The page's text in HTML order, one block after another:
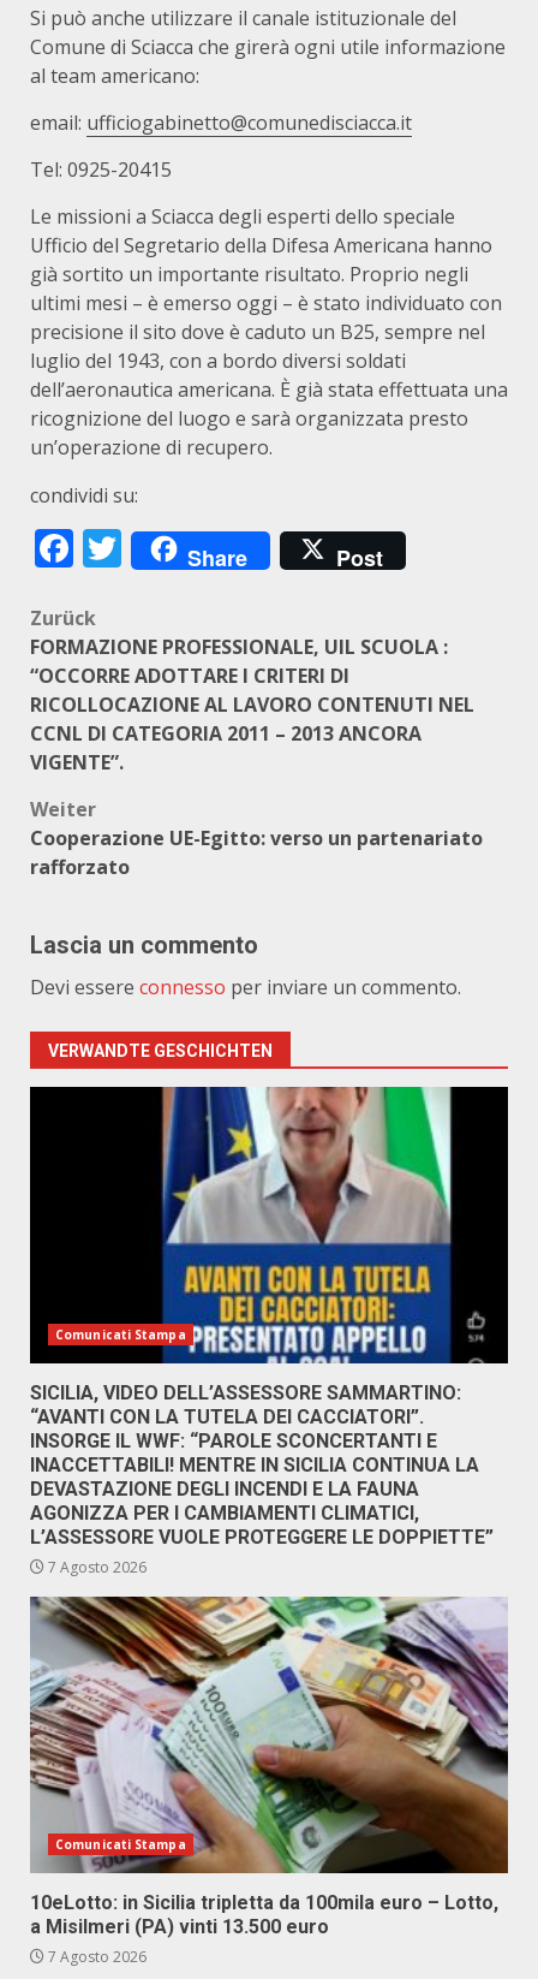
Si può anche utilizzare il canale istituzionale del
Comune di Sciacca che girerà ogni utile informazione
al team americano:
email: ufficiogabinetto@comunedisciacca.it
Tel: 0925-20415
Le missioni a Sciacca degli esperti dello speciale
Ufficio del Segretario della Difesa Americana hanno
già sortito un importante risultato. Proprio negli
ultimi mesi – è emerso oggi – è stato individuato con
precisione il sito dove è caduto un B25, sempre nel
luglio del 1943, con a bordo diversi soldati
dell’aeronautica americana. È già stata effettuata una
ricognizione del luogo e sarà organizzata presto
un’operazione di recupero.
condividi su:
Facebook
Twitter
Share Post
Beitragsnavigation
Zurück
FORMAZIONE PROFESSIONALE, UIL SCUOLA :
“OCCORRE ADOTTARE I CRITERI DI
RICOLLOCAZIONE AL LAVORO CONTENUTI NEL
CCNL DI CATEGORIA 2011 – 2013 ANCORA
VIGENTE”.
Weiter
Cooperazione UE-Egitto: verso un partenariato
rafforzato
Lascia un commento
Devi essere connesso per inviare un commento.
VERWANDTE GESCHICHTEN
Comunicati Stampa
SICILIA, VIDEO DELL’ASSESSORE SAMMARTINO:
“AVANTI CON LA TUTELA DEI CACCIATORI”.
INSORGE IL WWF: “PAROLE SCONCERTANTI E
INACCETTABILI! MENTRE IN SICILIA CONTINUA LA
DEVASTAZIONE DEGLI INCENDI E LA FAUNA
AGONIZZA PER I CAMBIAMENTI CLIMATICI,
L’ASSESSORE VUOLE PROTEGGERE LE DOPPIETTE”
7 Agosto 2026
Comunicati Stampa
10eLotto: in Sicilia tripletta da 100mila euro – Lotto,
a Misilmeri (PA) vinti 13.500 euro
7 Agosto 2026